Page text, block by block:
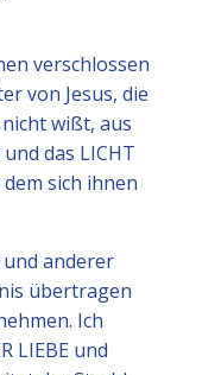
verschlossen
von Jesus, die
wißt, aus
das LICHT
sich ihnen
anderer
übertragen
Ich
LIEBE und